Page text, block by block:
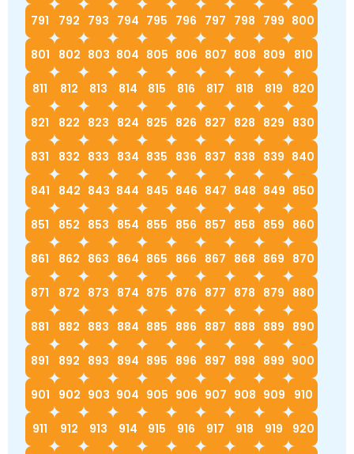
791 792 793 794 795 796 797 798 799 800
801 802 803 804 805 806 807 808 809 810
811 812 813 814 815 816 817 818 819 820
821 822 823 824 825 826 827 828 829 830
831 832 833 834 835 836 837 838 839 840
841 842 843 844 845 846 847 848 849 850
851 852 853 854 855 856 857 858 859 860
861 862 863 864 865 866 867 868 869 870
871 872 873 874 875 876 877 878 879 880
881 882 883 884 885 886 887 888 889 890
891 892 893 894 895 896 897 898 899 900
901 902 903 904 905 906 907 908 909 910
911 912 913 914 915 916 917 918 919 920